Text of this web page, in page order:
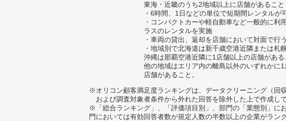
東海・近畿のうち2地域以上に店舗があること
・6時間、1日などの単位で短期間レンタルが
・コンパクトカーや軽自動車など一般的に利
ラスのレンタルを実施
・車両の貸出、返却を店舗において対面で行う
・地域別で北海道は新千歳空港近隣または札
沖縄は那覇空港近隣に1店舗以上の店舗があ
他の地域はエリア内の離島以外のいずれかに
店舗があること。
※オリコン顧客満足度ランキングは、データクリーニング（回
および調査対象者条件から外れた回答を除外した上で作成して
※「総合ランキング」、「評価項目別」、部門の「業態別」に
門においては有効回答者数が規定人数の半数以上の企業がラン